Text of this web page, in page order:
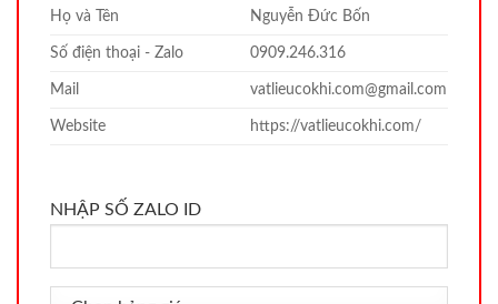
Họ và Tên Nguyễn Đức Bốn
Số điện thoại - Zalo 0909.246.316
Mail vatlieucokhi.com@gmail.com
Website https://vatlieucokhi.com/
NHẬP SỐ ZALO ID